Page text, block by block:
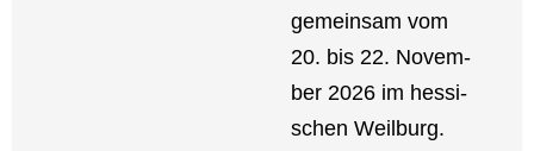
gemein­sam vom
20. bis 22. Novem­
ber 2026 im hes­si­
schen Weil­burg.